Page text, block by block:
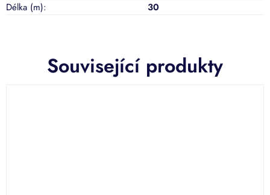
Související produkty
Délka (m): 30